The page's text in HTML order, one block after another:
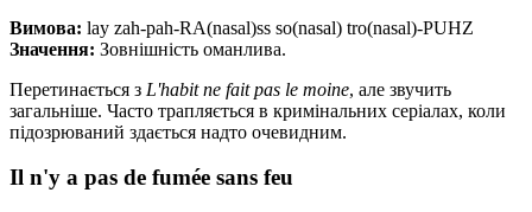
Вимова: lay zah-pah-RA(nasal)ss so(nasal) tro(nasal)-PUHZ
Значення: Зовнішність оманлива.
Перетинається з L'habit ne fait pas le moine, але звучить
загальніше. Часто трапляється в кримінальних серіалах, коли
підозрюваний здається надто очевидним.
Il n'y a pas de fumée sans feu